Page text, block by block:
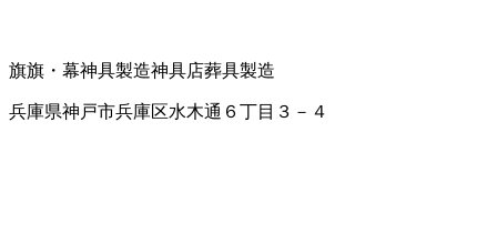
旗旗・幕神具製造神具店葬具製造
兵庫県神戸市兵庫区水木通６丁目３－４